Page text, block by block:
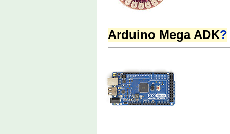
Arduino Mega ADK?